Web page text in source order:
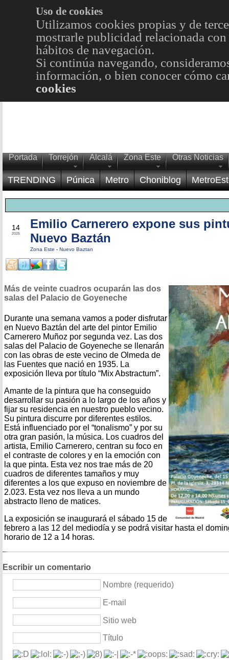
Uso de cookies
Utilizamos cookies propias y de
mostrarle publicidad relacionada
hábitos de navegación.
Si continúa navegando,
información, o bien conocer cómo
cookies
Portada Torrejón Alcalá Zona Este Otras Noticias
TRENDING Púnica Metro Choniblog
14
2025
Emilio Carnerero expone sus
Nuevo Baztán
Zona Este - Nuevo Baztan
Más de veinte cuadros ocuparán las dos
salas del Palacio de Goyeneche
Durante una semana vamos a poder disfrutar
en Nuevo Baztán del arte del pintor Emilio
Carnerero Muñoz por segunda vez. Las dos
salas del Palacio de Goyeneche se llenarán
con las obras de este vecino de Olmeda de
las Fuentes que nació en 1935. La
exposición lleva por título “Mix Abstractum”.
Amante de la pintura que ha conseguido
desarrollar su pasión a lo largo de los años y
fijar su residencia en nuestro pueblo vecino.
Su pintura discurre por diferentes estilos.
Está influenciado por el “tonalismo” y por su
otra gran pasión, la música. Los cuadros del
artista, Emilio Carnerero, centran su foco en
el contraste de colores y en la emoción con
la que pinta. Esta vez nos trae más de 20
cuadros de diferentes tamaños y muy
diferentes a los que expuso en noviembre de
2.023. Esta vez nos lleva a un mundo
abstracto lleno de matices.
La exposición se inaugurará el sábado 15 de
febrero a las 12 del mediodía y se podrá visitar hasta el
horario de 12 a 14 horas.
Escribir un comentario
Nombre (requerido)
E-mail
Sitio web
Título